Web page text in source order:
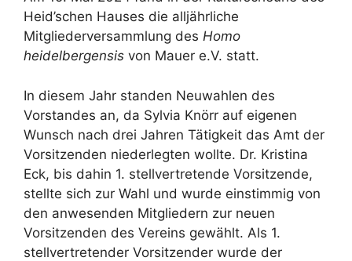
Heid’schen Hauses die alljährliche
Mitgliederversammlung des Homo
heidelbergensis von Mauer e.V. statt.
In diesem Jahr standen Neuwahlen des
Vorstandes an, da Sylvia Knörr auf eigenen
Wunsch nach drei Jahren Tätigkeit das Amt der
Vorsitzenden niederlegten wollte. Dr. Kristina
Eck, bis dahin 1. stellvertretende Vorsitzende,
stellte sich zur Wahl und wurde einstimmig von
den anwesenden Mitgliedern zur neuen
Vorsitzenden des Vereins gewählt. Als 1.
stellvertretender Vorsitzender wurde der